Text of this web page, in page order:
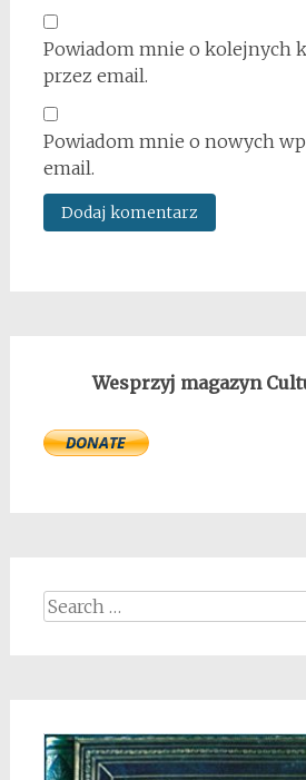
Powiadom mnie o kolejnych
przez email.
Powiadom mnie o nowych
email.
Wesprzyj magazyn
Search